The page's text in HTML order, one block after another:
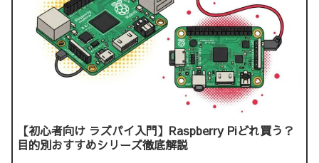
【初心者向け ラズパイ入門】Raspberry Piどれ買う？
目的別おすすめシリーズ徹底解説